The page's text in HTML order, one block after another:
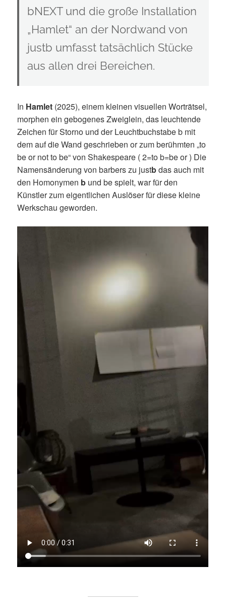
bNEXT und die große Installation
„Hamlet“ an der Nordwand von
justb umfasst tatsächlich Stücke
aus allen drei Bereichen.
In Hamlet (2025), einem kleinen visuellen Worträtsel,
morphen ein gebogenes Zweiglein, das leuchtende
Zeichen für Storno und der Leuchtbuchstabe b mit
dem auf die Wand geschrieben or zum berühmten „to
be or not to be“ von Shakespeare ( 2=to b=be or ) Die
Namensänderung von barbers zu justbdas auch mit
den Homonymen b und be spielt, war für den
Künstler zum eigentlichen Auslöser für diese kleine
Werkschau geworden.